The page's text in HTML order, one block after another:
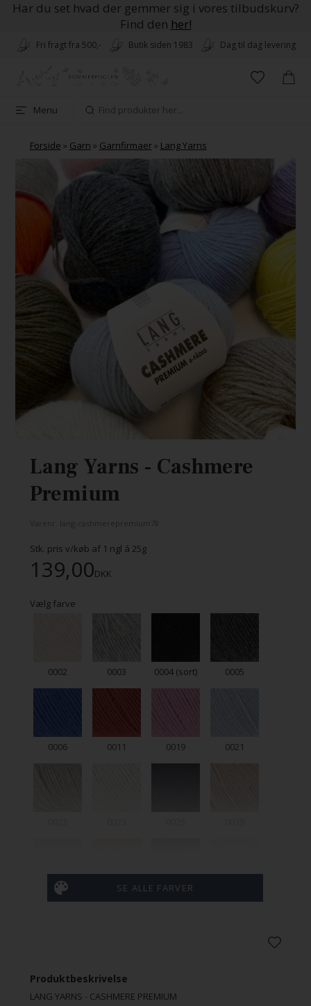
Har du set hvad der gemmer sig i vores tilbudskurv?
Find den her!
Fri fragt fra 500,- Butik siden 1983 Dag til dag levering
Menu
Forside » Garn » Garnfirmaer» Lang Yarns
Lang Yarns - Cashmere
Premium
lang-cashmerepremium78
Stk. pris v/køb af 1 ngl á 25g
139,00DKK
Vælg farve
0002 0003 0004 (sort) 0005
0006 0011 0019 0021
0048
SE ALLE FARVER
Produktbeskrivelse
LANG YARNS - CASHMERE PREMIUM